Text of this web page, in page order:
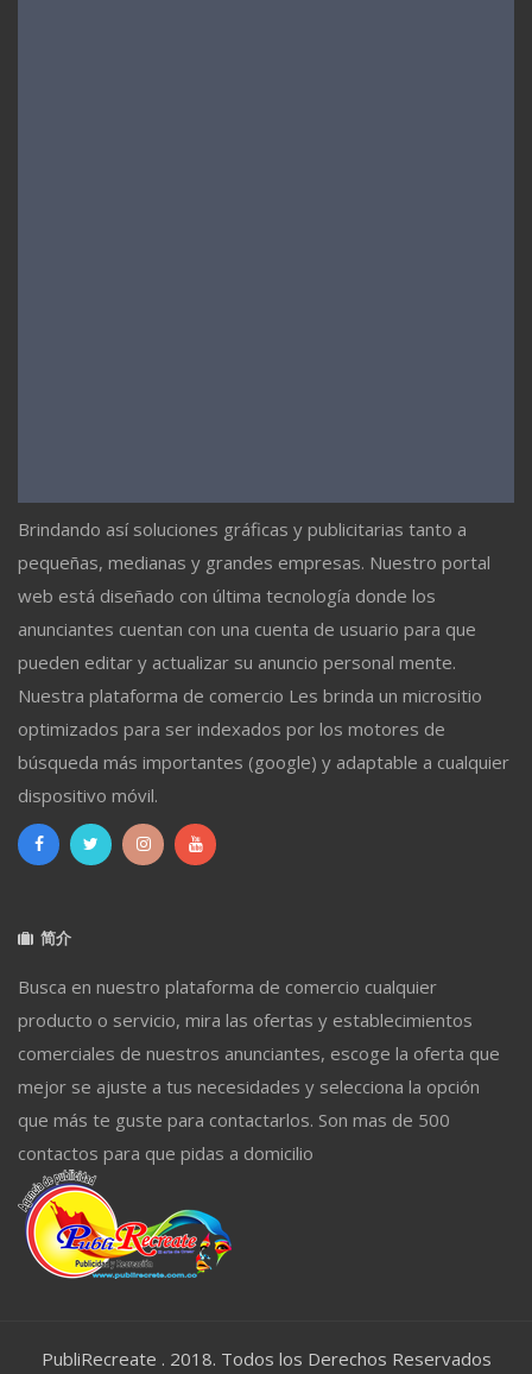
Brindando así soluciones gráficas y publicitarias tanto a
pequeñas, medianas y grandes empresas. Nuestro portal
web está diseñado con última tecnología donde los
anunciantes cuentan con una cuenta de usuario para que
pueden editar y actualizar su anuncio personal mente.
Nuestra plataforma de comercio Les brinda un micrositio
optimizados para ser indexados por los motores de
búsqueda más importantes (google) y adaptable a cualquier
dispositivo móvil.
简介
Busca en nuestro plataforma de comercio cualquier
producto o servicio, mira las ofertas y establecimientos
comerciales de nuestros anunciantes, escoge la oferta que
mejor se ajuste a tus necesidades y selecciona la opción
que más te guste para contactarlos. Son mas de 500
contactos para que pidas a domicilio
PubliRecreate . 2018. Todos los Derechos Reservados